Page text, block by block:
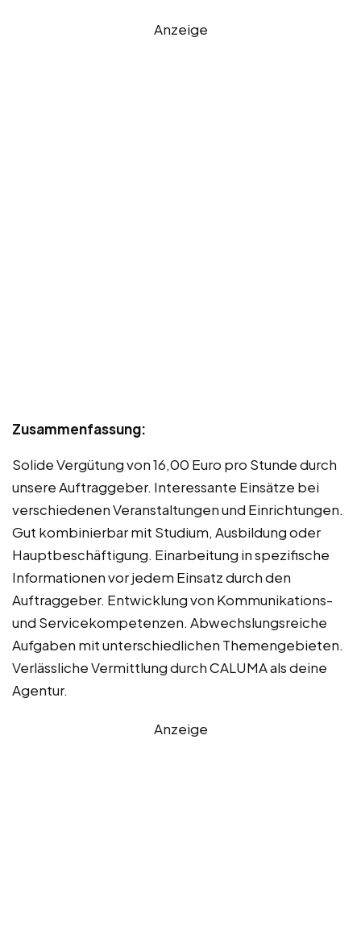
Anzeige
Zusammenfassung:
Solide Vergütung von 16,00 Euro pro Stunde durch
unsere Auftraggeber. Interessante Einsätze bei
verschiedenen Veranstaltungen und Einrichtungen.
Gut kombinierbar mit Studium, Ausbildung oder
Hauptbeschäftigung. Einarbeitung in spezifische
Informationen vor jedem Einsatz durch den
Auftraggeber. Entwicklung von Kommunikations-
und Servicekompetenzen. Abwechslungsreiche
Aufgaben mit unterschiedlichen Themengebieten.
Verlässliche Vermittlung durch CALUMA als deine
Agentur.
Anzeige